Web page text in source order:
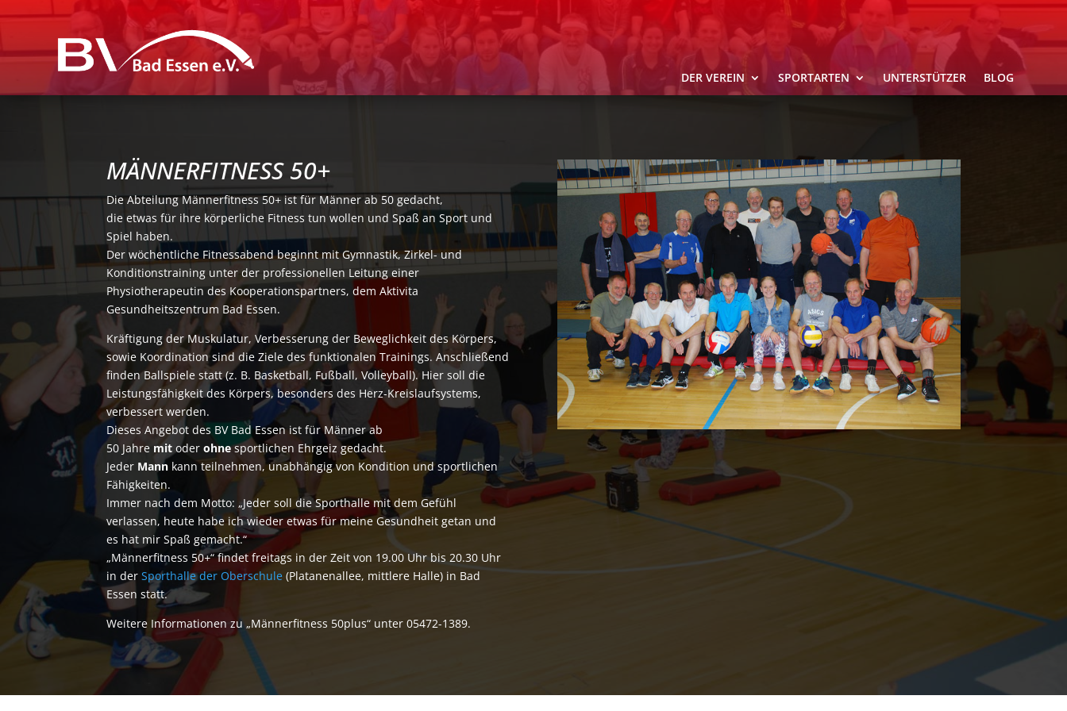
DER VEREIN SPORTARTEN UNTERSTÜTZER BLOG
MÄNNERFITNESS 50+
Die Abteilung Männerfitness 50+ist für Männer ab 50 gedacht,
die etwas für ihre körperliche Fitness tun wollen und Spaß an Sport und
Spiel haben.
Der wöchentliche Fitnessabend beginnt mit Gymnastik, Zirkel- und
Konditionstraining unter der professionellen Leitung einer
Physiotherapeutin des Kooperationspartners, dem Aktivita
Gesundheitszentrum Bad Essen.
Kräftigung der Muskulatur, Verbesserung der Beweglichkeit des Körpers,
sowie Koordination sind die Ziele des funktionalen Trainings. Anschließend
finden Ballspiele statt (z. B. Basketball, Fußball, Volleyball). Hier soll die
Leistungsfähigkeit des Körpers, besonders des Herz-Kreislaufsystems,
verbessert werden.
Dieses Angebot des BV Bad Essen ist für Männer ab
50 Jahre mit oderohnesportlichen Ehrgeiz gedacht.
Jeder Mann kann teilnehmen, unabhängig von Kondition und sportlichen
Fähigkeiten.
Immer nach dem Motto: „Jeder soll die Sporthalle mit dem Gefühl
verlassen, heute habe ich wieder etwas für meine Gesundheit getan und
es hat mir Spaß gemacht.“
„Männerfitness 50+“ findet freitags in der Zeit von 19.00 Uhr bis 20.30 Uhr
in derSporthalle der Oberschule (Platanenallee, mittlere Halle) in Bad
Essen statt.
Weitere Informationen zu „Männerfitness 50plus“ unter 05472-1389.